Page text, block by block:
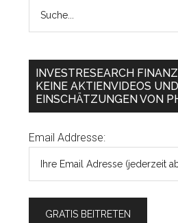
INVESTRESEARCH
KEINE AKTIENVIDEOS UND
EINSCHÄTZUNGEN VON
Email Addresse: